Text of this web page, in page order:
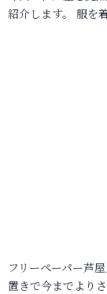
紹介します。 服を
フリーペーパー芦
置きで今までより